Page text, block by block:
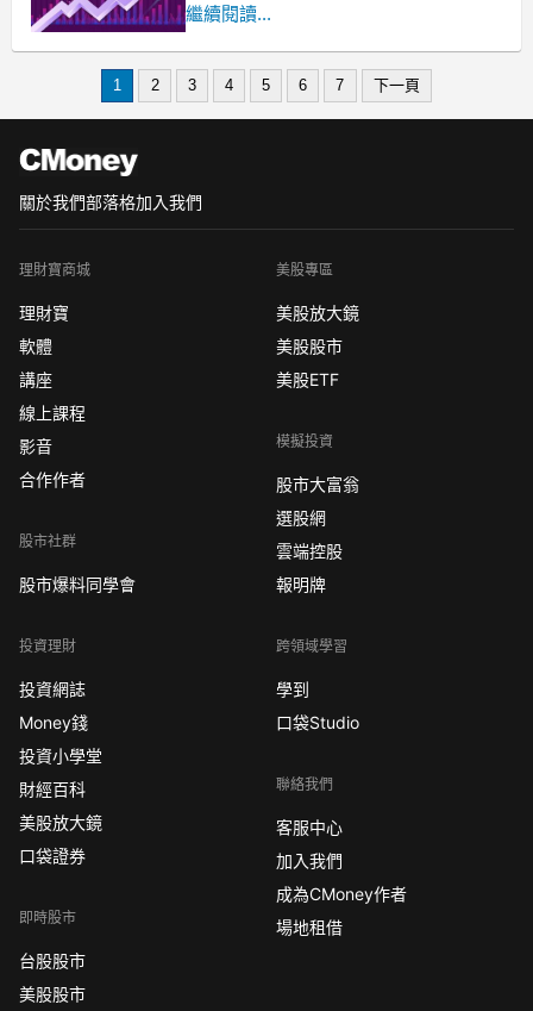
據，本文章內容不需負任何法律責任。
好出場的策略，否則別進場，隨時做好
繼續閱讀...
1 2 3 4 5 6 7 下一頁
關於我們部落格加入我們
理財寶商城
理財寶
軟體
講座
線上課程
影音
合作作者
股市社群
股市爆料同學會
投資理財
投資網誌
Money錢
投資小學堂
財經百科
美股放大鏡
口袋證券
即時股市
台股股市
美股股市
美股專區
美股放大鏡
美股股市
美股ETF
模擬投資
股市大富翁
選股網
雲端控股
報明牌
跨領域學習
學到
口袋Studio
聯絡我們
客服中心
加入我們
成為CMoney作者
場地租借